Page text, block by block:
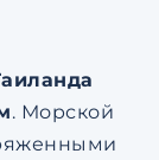
. Морской